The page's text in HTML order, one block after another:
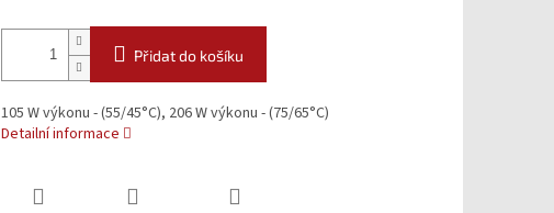
Přidat do košíku
105 W výkonu - (55/45°C), 206 W výkonu - (75/65°C)
Detailní informace